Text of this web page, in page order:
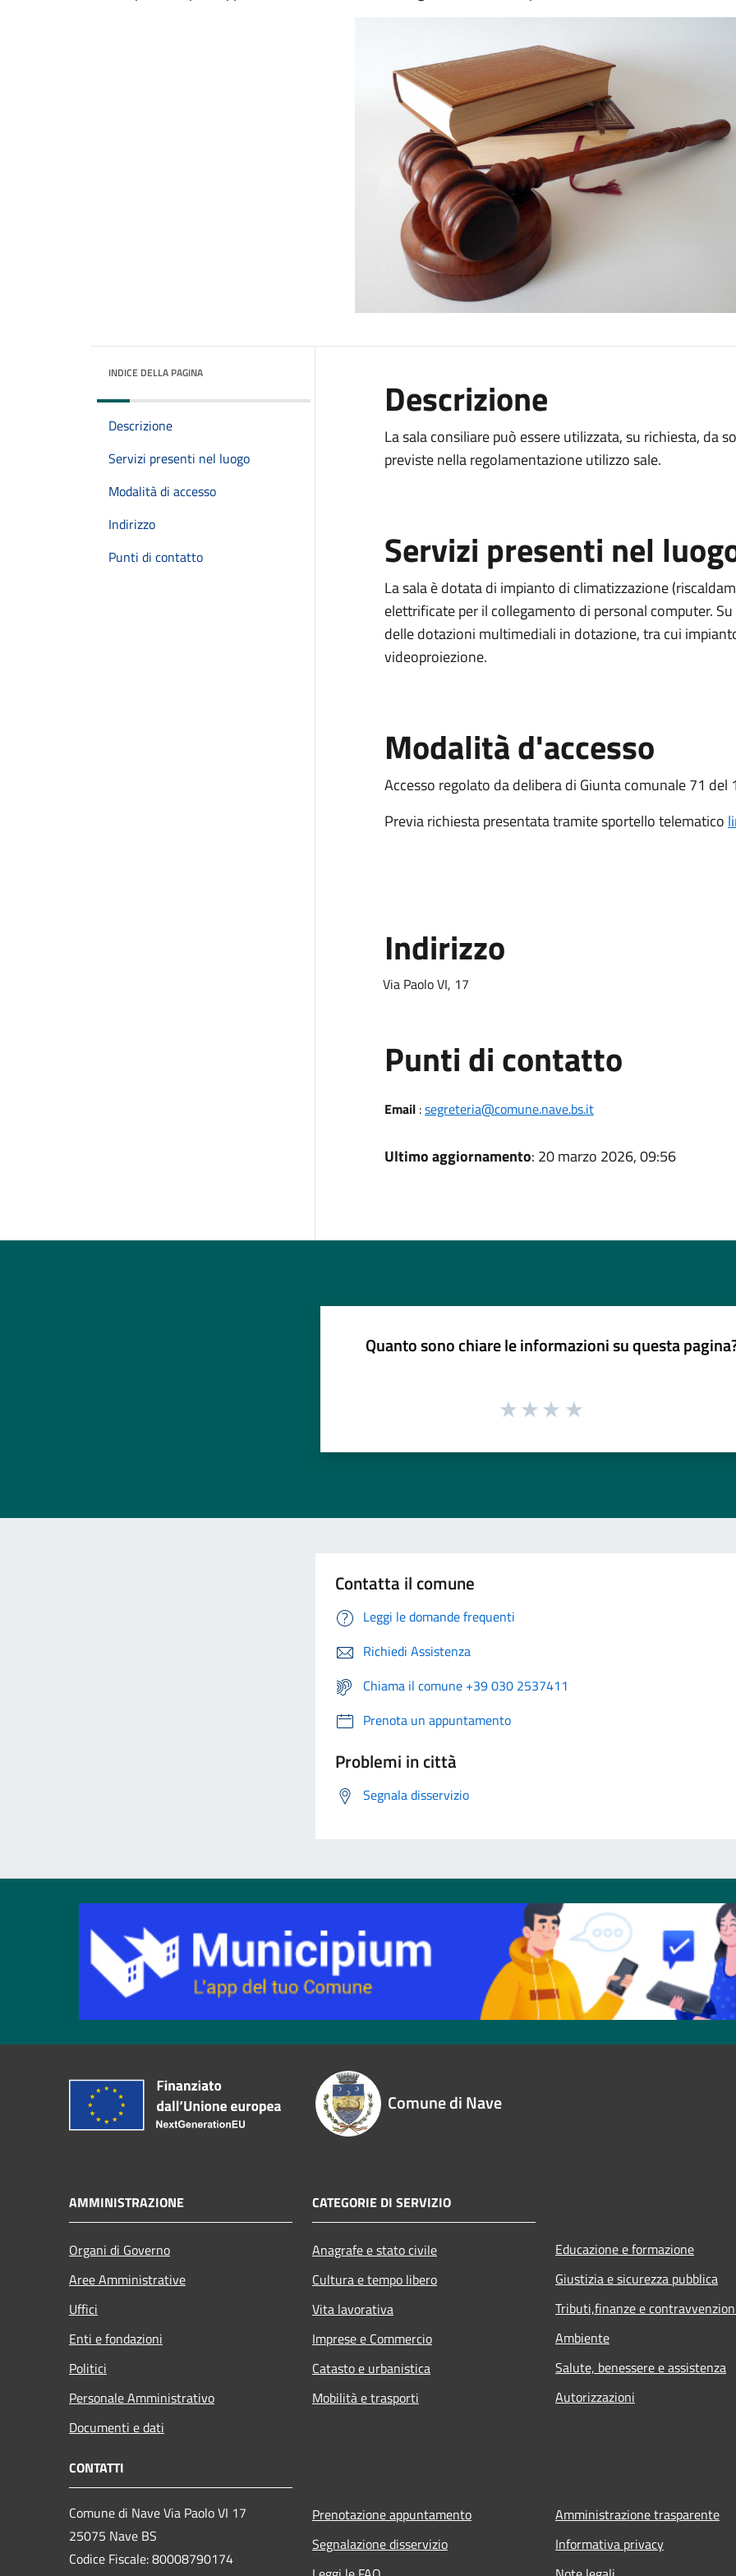
INDICE DELLA PAGINA
Descrizione
Servizi presenti nel luogo
Modalità di accesso
Indirizzo
Punti di contatto
Descrizione
La sala consiliare può essere utilizzata, su richiesta, da
previste nella regolamentazione utilizzo sale.
Servizi presenti nel
La sala è dotata di impianto di climatizzazione
elettrificate per il collegamento di personal computer.
delle dotazioni multimediali in dotazione, tra cui
videoproiezione.
Modalità d'accesso
Accesso regolato da delibera di Giunta comunale 71
Previa richiesta presentata tramite sportello telematico
Indirizzo
Via Paolo VI, 17
Punti di contatto
Email:segreteria@comune.nave.bs.it
Ultimo aggiornamento: 20 marzo 2026, 09:56
Quanto sono chiare le informazioni su questa
Contatta il comune
Leggi le domande frequenti
Richiedi Assistenza
Chiama il comune +39 030 2537411
Prenota un appuntamento
Problemi in città
Segnala disservizio
Comune di Nave
AMMINISTRAZIONE
Organi di Governo
Aree Amministrative
Uffici
Enti e fondazioni
Politici
Personale Amministrativo
Documenti e dati
CATEGORIE DI SERVIZIO
Anagrafe e stato civile
Cultura e tempo libero
Vita lavorativa
Imprese e Commercio
Catasto e urbanistica
Mobilità e trasporti
Educazione e formazione
Giustizia e sicurezza pubblica
Tributi,finanze e
Ambiente
Salute, benessere e assistenza
Autorizzazioni
CONTATTI
Comune di Nave Via Paolo VI 17
25075 Nave BS
Codice Fiscale: 80008790174
Prenotazione appuntamento
Segnalazione disservizio
Amministrazione trasparente
Informativa privacy